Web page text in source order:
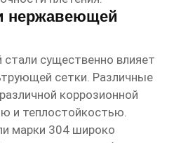
нержавеющей
существенно влияет
сетки. Различные
коррозионной
и теплостойкостью.
марки 304 широко